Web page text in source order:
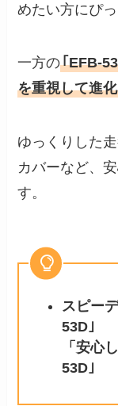
めたい方にぴっ
一方の｢EFB-
を重視して進
ゆっくりした
カバーなど、
す。
スピー
53D｣
「安心
53D｣